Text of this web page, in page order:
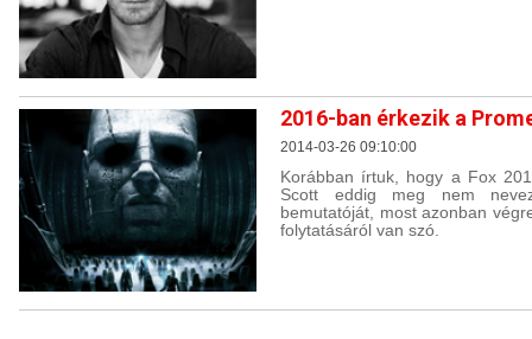
2016-ban érkezik a
2014-03-26 09:10:00
Korábban írtuk, hogy a Fox
Scott eddig meg nem
bemutatóját, most azonban
folytatásáról van szó.